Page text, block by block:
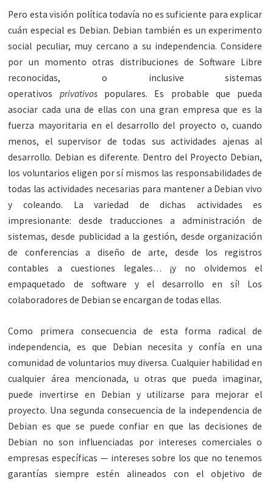
Pero esta visión política todavía no es suficiente para explicar
cuán especial es Debian. Debian también es un experimento
social peculiar, muy cercano a su independencia. Considere
por un momento otras distribuciones de Software Libre
reconocidas, o inclusive sistemas
operativos privativospopulares. Es probable que pueda
asociar cada una de ellas con una gran empresa que es la
fuerza mayoritaria en el desarrollo del proyecto o, cuando
menos, el supervisor de todas sus actividades ajenas al
desarrollo. Debian es diferente. Dentro del Proyecto Debian,
los voluntarios eligen por sí mismos las responsabilidades de
todas las actividades necesarias para mantener a Debian vivo
y coleando. La variedad de dichas actividades es
impresionante: desde traducciones a administración de
sistemas, desde publicidad a la gestión, desde organización
de conferencias a diseño de arte, desde los registros
contables a cuestiones legales… ¡y no olvidemos el
empaquetado de software y el desarrollo en sí! Los
colaboradores de Debian se encargan de todas ellas.
Como primera consecuencia de esta forma radical de
independencia, es que Debian necesita y confía en una
comunidad de voluntarios muy diversa. Cualquier habilidad en
cualquier área mencionada, u otras que pueda imaginar,
puede invertirse en Debian y utilizarse para mejorar el
proyecto. Una segunda consecuencia de la independencia de
Debian es que se puede confiar en que las decisiones de
Debian no son influenciadas por intereses comerciales o
empresas específicas — intereses sobre los que no tenemos
garantías siempre estén alineados con el objetivo de